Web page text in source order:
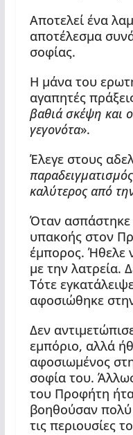
Αποτελεί ένα
αποτέλεσμα
σοφίας.
Η μάνα του
αγαπητές
βαθιά σκέψη και
γεγονότα».
Έλεγε στους
καλύτερος από
Όταν ασπάστηκε
υπακοής στον
έμπορος. Ήθελε
με την λατρεία.
Τότε
αφοσιώθηκε
Δεν
εμπόριο, αλλά
αφοσιωμένος
σοφία του.
του Προφήτη
βοηθούσαν
τις περιουσίες